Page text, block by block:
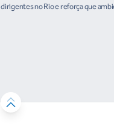
dirigentes no Rio e reforça que